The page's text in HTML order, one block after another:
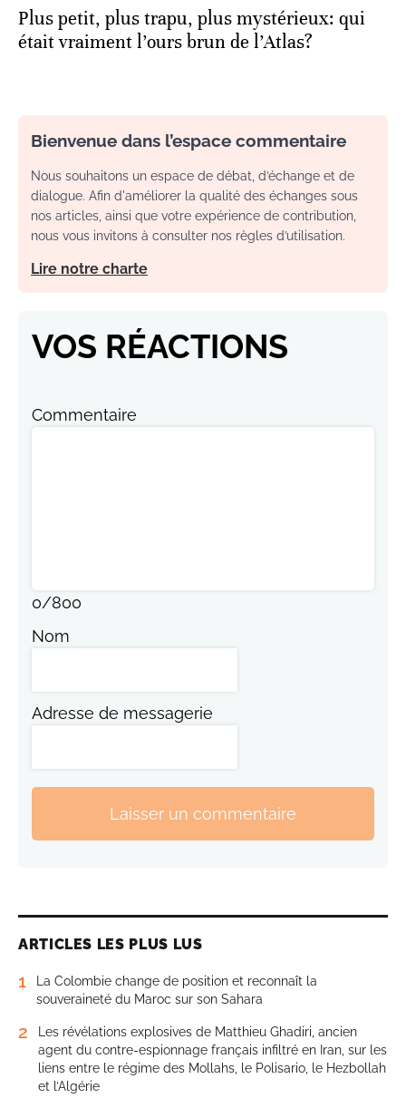
Plus petit, plus trapu, plus mystérieux: qui
était vraiment l’ours brun de l’Atlas?
Bienvenue dans l’espace commentaire
Nous souhaitons un espace de débat, d’échange et de
dialogue. Afin d'améliorer la qualité des échanges sous
nos articles, ainsi que votre expérience de contribution,
nous vous invitons à consulter nos règles d’utilisation.
Lire notre charte
VOS RÉACTIONS
Commentaire
0/800
Nom
Adresse de messagerie
Laisser un commentaire
ARTICLES LES PLUS LUS
1
La Colombie change de position et reconnaît la
souveraineté du Maroc sur son Sahara
2
Les révélations explosives de Matthieu Ghadiri, ancien
agent du contre-espionnage français infiltré en Iran, sur les
liens entre le régime des Mollahs, le Polisario, le Hezbollah
et l’Algérie